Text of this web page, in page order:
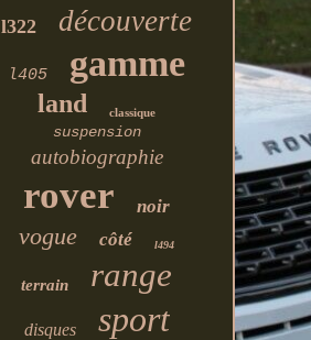
l322 découverte
l405 gamme
land classique
suspension
autobiographie
rover noir
vogue côté l494
terrain range
disques sport